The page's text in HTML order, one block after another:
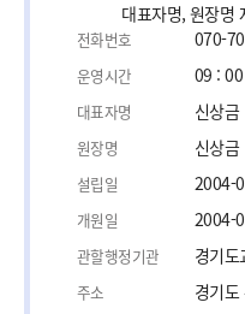
대표자명, 원장명
전화번호 070-
운영시간 09 :
대표자명 신상금
원장명 신상금
설립일 2004-
개원일 2004-
관할행정기관 경기
주소 경기